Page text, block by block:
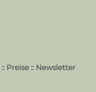
:: Preise :: Newsletter